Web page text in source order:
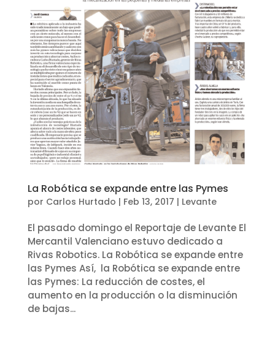
La Robótica se expande entre las Pymes
por Carlos Hurtado | Feb 13, 2017 | Levante
El pasado domingo el Reportaje de Levante El
Mercantil Valenciano estuvo dedicado a
Rivas Robotics. La Robótica se expande entre
las Pymes Así, la Robótica se expande entre
las Pymes: La reducción de costes, el
aumento en la producción o la disminución
de bajas...